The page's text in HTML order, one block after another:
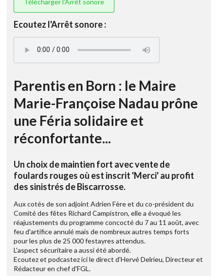
Télécharger l'Arrêt sonore
Ecoutez l'Arrêt sonore :
Parentis en Born : le Maire
Marie-Françoise Nadau prône
une Féria solidaire et
réconfortante...
Un choix de maintien fort avec vente de
foulards rouges où est inscrit 'Merci' au profit
des sinistrés de Biscarrosse.
Aux cotés de son adjoint Adrien Fère et du co-président du
Comité des fêtes Richard Campistron, elle a évoqué les
réajustements du programme concocté du 7 au 11 août, avec
feu d'artifice annulé mais de nombreux autres temps forts
pour les plus de 25 000 festayres attendus.
L'aspect sécuritaire a aussi été abordé.
Ecoutez et podcastez ici le direct d'Hervé Delrieu, Directeur et
Rédacteur en chef d'FGL.